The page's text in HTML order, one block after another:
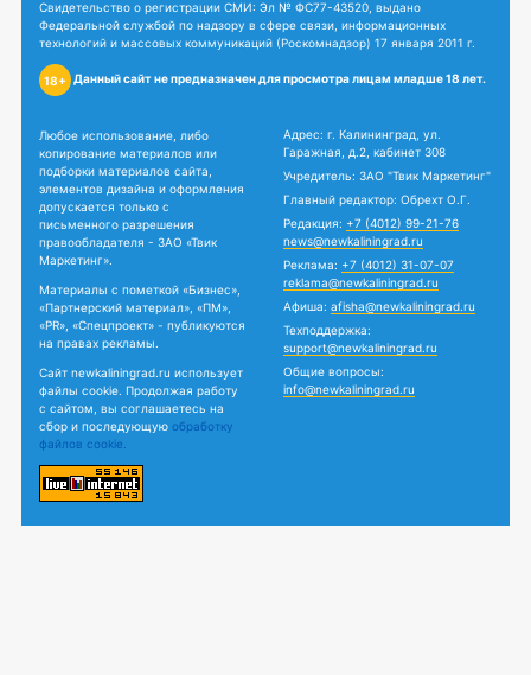
Свидетельство о регистрации СМИ: Эл № ФС77-43520, выдано
Федеральной службой по надзору в сфере связи, информационных
технологий и массовых коммуникаций (Роскомнадзор) 17 января 2011 г.
18+ Данный сайт не предназначен для просмотра лицам младше 18 лет.
Любое использование, либо
копирование материалов или
подборки материалов сайта,
элементов дизайна и оформления
допускается только с
письменного разрешения
правообладателя - ЗАО «Твик
Маркетинг».
Материалы с пометкой «Бизнес»,
«Партнерский материал», «ПМ»,
«PR», «Спецпроект» - публикуются
на правах рекламы.
Сайт newkaliningrad.ru использует
файлы cookie. Продолжая работу
с сайтом, вы соглашаетесь на
сбор и последующую обработку
файлов cookie.
Адрес: г. Калининград, ул.
Гаражная, д.2, кабинет 308
Учредитель: ЗАО "Твик Маркетинг"
Главный редактор: Обрехт О.Г.
Редакция: +7 (4012) 99-21-76
news@newkaliningrad.ru
Реклама: +7 (4012) 31-07-07
reklama@newkaliningrad.ru
Афиша: afisha@newkaliningrad.ru
Техподдержка:
support@newkaliningrad.ru
Общие вопросы:
info@newkaliningrad.ru